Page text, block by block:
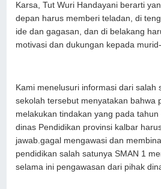
Karsa, Tut Wuri Handayani berarti
depan harus memberi teladan, di
ide dan gagasan, dan di belakang
motivasi dan dukungan kepada
Kami menelusuri informasi dari salah
sekolah tersebut menyatakan bahwa
melakukan tindakan yang pada
dinas Pendidikan provinsi kalbar
jawab.gagal mengawasi dan
pendidikan salah satunya SMAN 1
selama ini pengawasan dari pihak